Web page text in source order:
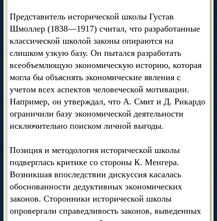
Представитель исторической школы Густав
Шмоллер (1838—1917) считал, что разработанные
классической школой законы опираются на
слишком узкую базу. Он пытался разработать
всеобъемлющую экономическую историю, которая
могла бы объяснять экономические явления с
учетом всех аспектов человеческой мотивации.
Например, он утверждал, что А. Смит и Д. Рикардо
ограничили базу экономической деятельности
исключительно поиском личной выгоды.
Позиция и методология исторической школы
подверглась критике со стороны К. Менгера.
Возникшая впоследствии дискуссия касалась
обоснованности дедуктивных экономических
законов. Сторонники исторической школы
опровергали справедливость законов, выведенных